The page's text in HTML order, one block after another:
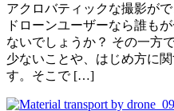
アクロバティックな撮影が
ドローンユーザーなら誰も
ないでしょうか？ その一方
少ないことや、はじめ方に
す。そこで […]